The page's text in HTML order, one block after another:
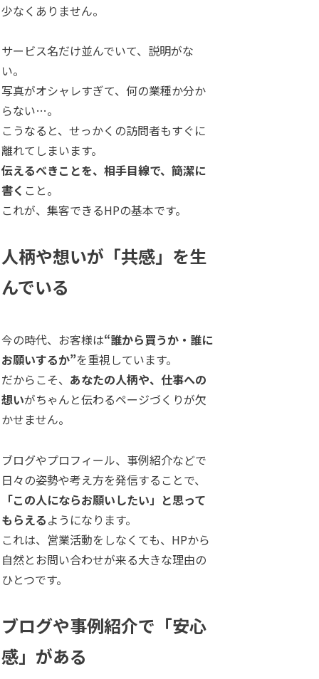
少なくありません。
サービス名だけ並んでいて、説明がな
い。
写真がオシャレすぎて、何の業種か分か
らない…。
こうなると、せっかくの訪問者もすぐに
離れてしまいます。
伝えるべきことを、相手目線で、簡潔に
書く こと。
これが、集客できるHPの基本です。
人柄や想いが「共感」を生
んでいる
今の時代、お客様は“誰から買うか・誰に
お願いするか”を重視しています。
だからこそ、 あなたの人柄や、仕事への
想いがちゃんと伝わるページづくりが欠
かせません。
ブログやプロフィール、事例紹介などで
日々の姿勢や考え方を発信することで、
「この人にならお願いしたい」と思って
もらえるようになります。
これは、営業活動をしなくても、HPから
自然とお問い合わせが来る大きな理由の
ひとつです。
ブログや事例紹介で「安心
感」がある